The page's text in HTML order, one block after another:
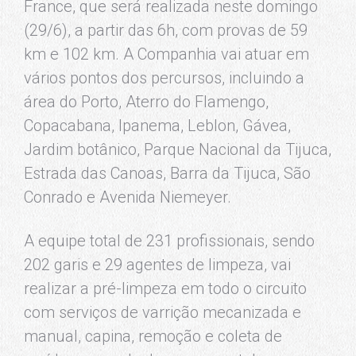
France, que será realizada neste domingo
(29/6), a partir das 6h, com provas de 59
km e 102 km. A Companhia vai atuar em
vários pontos dos percursos, incluindo a
área do Porto, Aterro do Flamengo,
Copacabana, Ipanema, Leblon, Gávea,
Jardim botânico, Parque Nacional da Tijuca,
Estrada das Canoas, Barra da Tijuca, São
Conrado e Avenida Niemeyer.
A equipe total de 231 profissionais, sendo
202 garis e 29 agentes de limpeza, vai
realizar a pré-limpeza em todo o circuito
com serviços de varrição mecanizada e
manual, capina, remoção e coleta de